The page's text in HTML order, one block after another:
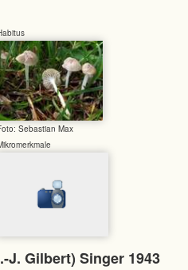
Sebastian Max
J. Gilbert) Singer 1943